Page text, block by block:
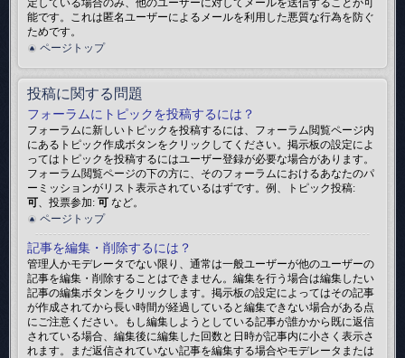
定している場合のみ、他のユーザーに対してメールを送信することが可
能です。これは匿名ユーザーによるメールを利用した悪質な行為を防ぐ
ためです。
ページトップ
投稿に関する問題
フォーラムにトピックを投稿するには？
フォーラムに新しいトピックを投稿するには、フォーラム閲覧ページ内
にあるトピック作成ボタンをクリックしてください。掲示板の設定によ
ってはトピックを投稿するにはユーザー登録が必要な場合があります。
フォーラム閲覧ページの下の方に、そのフォーラムにおけるあなたのパ
ーミッションがリスト表示されているはずです。例、トピック投稿:
可、投票参加: 可 など。
ページトップ
記事を編集・削除するには？
管理人かモデレータでない限り、通常は一般ユーザーが他のユーザーの
記事を編集・削除することはできません。編集を行う場合は編集したい
記事の編集ボタンをクリックします。掲示板の設定によってはその記事
が作成されてから長い時間が経過していると編集できない場合がある点
にご注意ください。もし編集しようとしている記事が誰かから既に返信
されている場合、編集後に編集した回数と日時が記事内に小さく表示さ
れます。まだ返信されていない記事を編集する場合やモデレータまたは